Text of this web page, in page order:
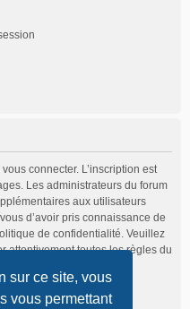
sur ce site, vous
vous permettant
connecter. L’inscription est
Les administrateurs du forum
aux utilisateurs
d’avoir pris connaissance de
de confidentialité. Veuillez
attentivement toutes les règles du